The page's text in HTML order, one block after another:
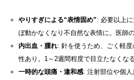
やりすぎによる“表情固め”: 必要以上
ぼ動かなくなり不自然な表情に。医師
内出血・腫れ: 針を使うため、ごく軽
性あり。1～2週間程度で目立たなくな
一時的な頭痛・違和感: 注射部位や個